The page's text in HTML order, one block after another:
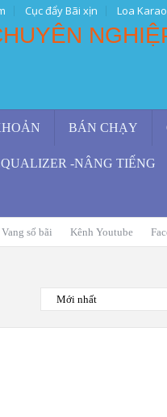
Cục đẩy Bãi xịn Loa
BÁN CHẠY
-NÂNG TIẾNG
Vang số bãi Kênh Youtube